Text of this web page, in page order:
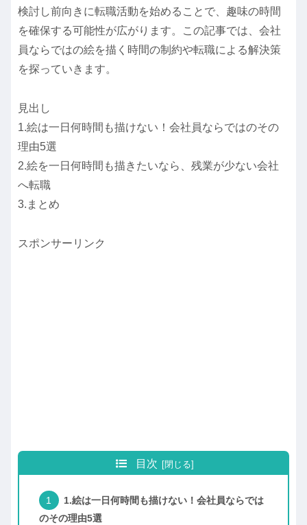
検討し前向きに転職活動を始めることで、趣味の時間
を確保する可能性が広がります。この記事では、会社
員ならではの絵を描く時間の制約や転職による解決策
を探っていきます。
見出し
1.絵は一日何時間も描けない！会社員ならではのその
理由5選
2.絵を一日何時間も描きたいなら、残業が少ない会社
へ転職
3.まとめ
スポンサーリンク
目次
1.絵は一日何時間も描けない！会社員ならでは
のその理由5選